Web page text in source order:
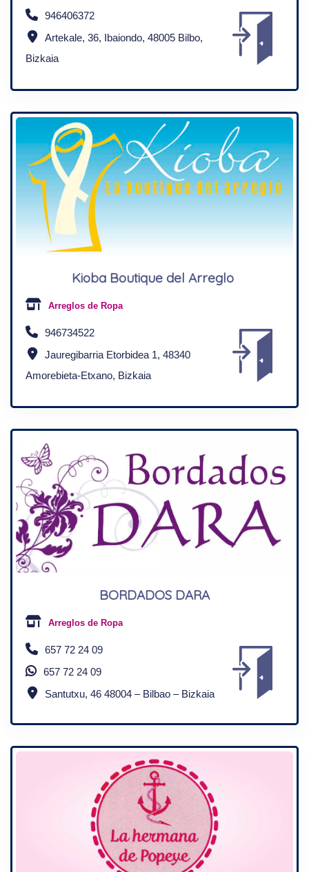
946406372
Artekale, 36, Ibaiondo, 48005 Bilbo,
Bizkaia
Kioba Boutique del Arreglo
Arreglos de Ropa
946734522
Jauregibarria Etorbidea 1, 48340
Amorebieta-Etxano, Bizkaia
BORDADOS DARA
Arreglos de Ropa
657 72 24 09
657 72 24 09
Santutxu, 46 48004 – Bilbao – Bizkaia